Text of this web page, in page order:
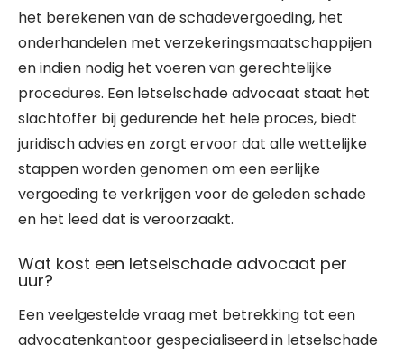
het berekenen van de schadevergoeding, het
onderhandelen met verzekeringsmaatschappijen
en indien nodig het voeren van gerechtelijke
procedures. Een letselschade advocaat staat het
slachtoffer bij gedurende het hele proces, biedt
juridisch advies en zorgt ervoor dat alle wettelijke
stappen worden genomen om een eerlijke
vergoeding te verkrijgen voor de geleden schade
en het leed dat is veroorzaakt.
Wat kost een letselschade advocaat per
uur?
Een veelgestelde vraag met betrekking tot een
advocatenkantoor gespecialiseerd in letselschade